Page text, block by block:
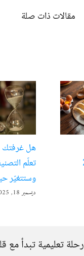
مقالات ذات صلة
هل
تعلّم
وستتغيّر
ديسمبر 18, 2025
تعليمية تبدأ مع